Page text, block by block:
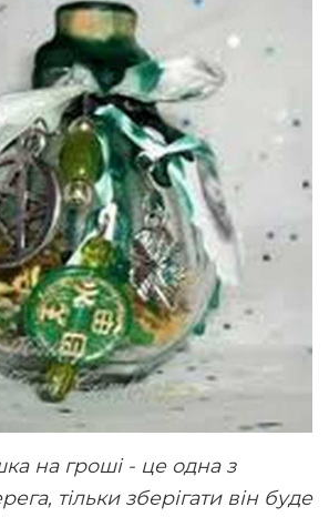
на гроші - це одна з
тільки зберігати він буде